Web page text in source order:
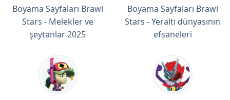
Boyama Sayfaları Brawl
Stars - Melekler ve
şeytanlar 2025
Boyama Sayfaları Brawl
Stars - Yeraltı dünyasının
efsaneleri